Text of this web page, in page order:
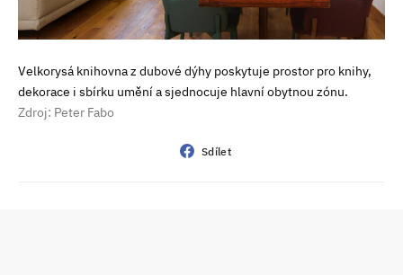
Velkorysá knihovna z dubové dýhy poskytuje prostor pro knihy,
dekorace i sbírku umění a sjednocuje hlavní obytnou zónu.
Zdroj: Peter Fabo
Sdílet